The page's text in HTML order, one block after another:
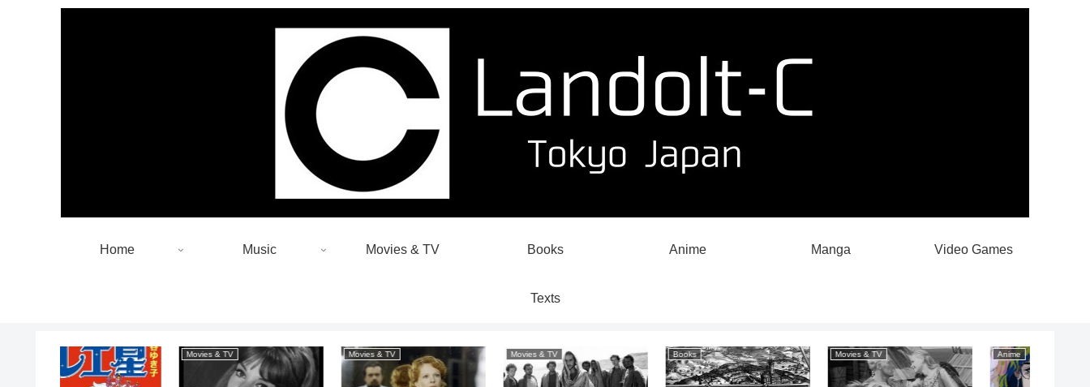
Home Music Movies & TV Books Anime Manga Video Games
Texts
Movies & TV Movies & TV Movies & TV Books Movies & TV Anime